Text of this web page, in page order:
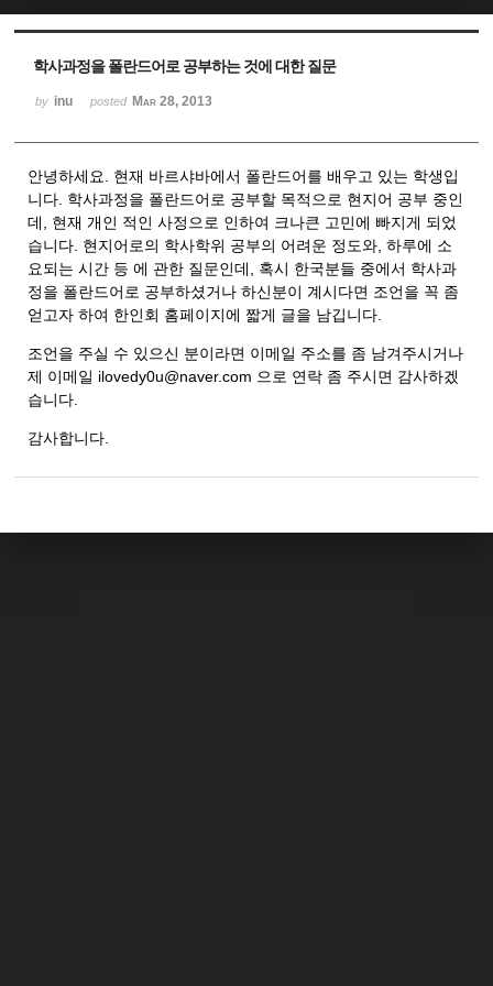
학사과정을 폴란드어로 공부하는 것에 대한 질문
by inu posted Mar 28, 2013
안녕하세요. 현재 바르샤바에서 폴란드어를 배우고 있는 학생입
니다. 학사과정을 폴란드어로 공부할 목적으로 현지어 공부 중인
데, 현재 개인 적인 사정으로 인하여 크나큰 고민에 빠지게 되었
습니다. 현지어로의 학사학위 공부의 어려운 정도와, 하루에 소
요되는 시간 등 에 관한 질문인데, 혹시 한국분들 중에서 학사과
정을 폴란드어로 공부하셨거나 하신분이 계시다면 조언을 꼭 좀
얻고자 하여 한인회 홈페이지에 짧게 글을 남깁니다.
조언을 주실 수 있으신 분이라면 이메일 주소를 좀 남겨주시거나
제 이메일 ilovedy0u@naver.com 으로 연락 좀 주시면 감사하겠
습니다.
감사합니다.
Sketchbook5, 스케치북5